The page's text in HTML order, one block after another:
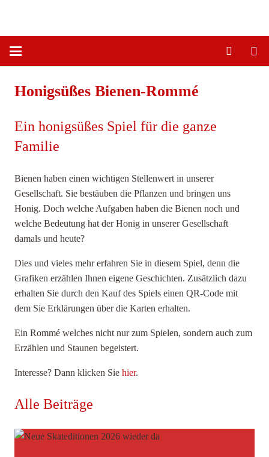
Honigsüßes Bienen-Rommé
Ein honigsüßes Spiel für die ganze
Familie
Bienen haben einen wichtigen Stellenwert in unserer
Gesellschaft. Sie bestäuben die Pflanzen und bringen uns
Honig. Doch welche Aufgaben haben die Bienen noch und
welche Bedeutung hat der Honig in unserer Gesellschaft
damals und heute?
Dies und vieles mehr erfahren Sie in diesem Spiel, denn die
Grafiken erzählen Ihnen eigene Geschichten. Zusätzlich dazu
erhalten Sie durch den Kauf des Spiels einen QR-Code mit
dem Sie Erklärungen über die Karten erhalten.
Ein Rommé welches nicht nur zum Spielen, sondern auch zum
Erzählen und Staunen begeistert.
Interesse? Dann klicken Sie hier.
Alle Beiträge